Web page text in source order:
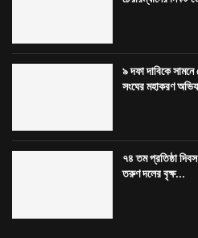
৯ দফা দাবিকে
সংঘের মহাকরণ
৭৪ তম প্রতিষ্ঠা
তরুণ দলের বৃক্ষ...